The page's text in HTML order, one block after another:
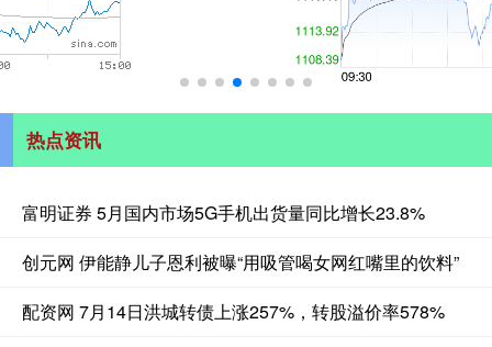
热点资讯
富明证券 5月国内市场5G手机出货量同比增长23.8%
创元网 伊能静儿子恩利被曝“用吸管喝女网红嘴里的饮料”
配资网 7月14日洪城转债上涨257%，转股溢价率578%